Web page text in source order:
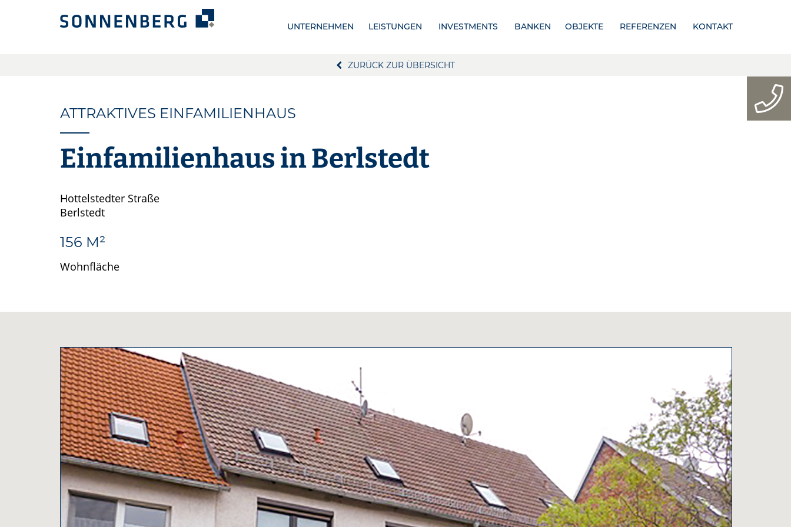
UNTERNEHMEN LEISTUNGEN INVESTMENTS BANKEN OBJEKTE REFERENZEN KONTAKT
ZURÜCK ZUR ÜBERSICHT
ATTRAKTIVES EINFAMILIENHAUS
Einfamilienhaus in Berlstedt
Hottelstedter Straße
Berlstedt
156 M²
Wohnfläche